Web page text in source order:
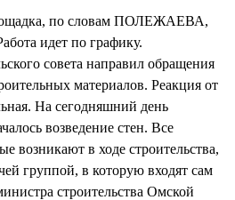
по словам ПОЛЕЖАЕВА,
идет по графику.
совета направил обращения
материалов. Реакция от
На сегодняшний день
возведение стен. Все
возникают в ходе строительства,
группой, в которую входят сам
строительства Омской